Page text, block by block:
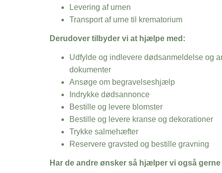
Levering af urnen
Transport af urne til krematorium
Derudover tilbyder vi at hjælpe med:
Udfylde og indlevere dødsanmeldelse og
dokumenter
Ansøge om begravelseshjælp
Indrykke dødsannonce
Bestille og levere blomster
Bestille og levere kranse og dekorationer
Trykke salmehæfter
Reservere gravsted og bestille gravning
Har de andre ønsker så hjælper vi også gerne